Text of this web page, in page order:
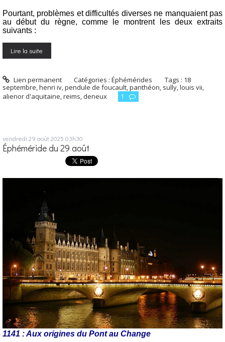
Pourtant, problèmes et difficultés diverses ne manquaient pas
au début du règne, comme le montrent les deux extraits
suivants :
Lire la suite
Lien permanent Catégories :Éphémérides Tags : 18
septembre,henri iv,pendule de foucault,panthéon, sully,louis vii,
alienor d'aquitaine,reims, deneux 1
vendredi 29 août 2025 03h30
Éphéméride du 29 août
1141 : Aux origines du Pont au Change